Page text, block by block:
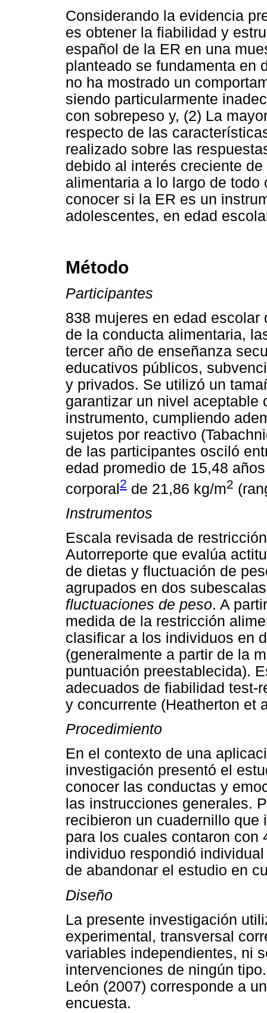
Considerando la evidencia
es obtener la fiabilidad y
español de la ER en una
planteado se fundamenta en
no ha mostrado un
siendo particularmente
con sobrepeso y, (2) La
respecto de las
realizado sobre las
debido al interés creciente
alimentaria a lo largo de
conocer si la ER es un
adolescentes, en edad
Método
Participantes
838 mujeres en edad
de la conducta alimentaria,
tercer año de enseñanza
educativos públicos,
y privados. Se utilizó un
garantizar un nivel aceptable
instrumento, cumpliendo
sujetos por reactivo
de las participantes osciló
edad promedio de 15,48
corporal2 de 21,86 kg/m2
Instrumentos
Escala revisada de
Autorreporte que evalúa
de dietas y fluctuación de
agrupados en dos
fluctuaciones de peso. A
medida de la restricción
clasificar a los individuos en
(generalmente a partir de la
puntuación preestablecida).
adecuados de fiabilidad test-
y concurrente (Heatherton et
Procedimiento
En el contexto de una
investigación presentó el
conocer las conductas y
las instrucciones generales.
recibieron un cuadernillo
para los cuales contaron con
individuo respondió
de abandonar el estudio en
Diseño
La presente investigación
experimental, transversal
variables independientes, ni
intervenciones de ningún
León (2007) corresponde a
encuesta.